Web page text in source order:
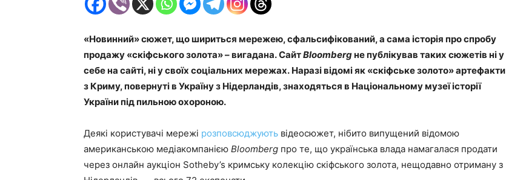
«Новинний» сюжет, що шириться мережею, сфальсифікований, а сама історія про спробу
продажу «скіфського золота» – вигадана. СайтBloombergне публікував таких сюжетів ні у
себе на сайті, ні у своїх соціальних мережах. Наразі відомі як «скіфське золото» артефакти
з Криму, повернуті в Україну з Нідерландів, знаходяться в Національному музеї історії
України під пильною охороною.
Деякі користувачі мережі розповсюджують відеосюжет, нібито випущений відомою
американською медіакомпанією Bloomberg про те, що українська влада намагалася продати
через онлайн аукціон Sotheby’s кримську колекцію скіфського золота, нещодавно отриману з